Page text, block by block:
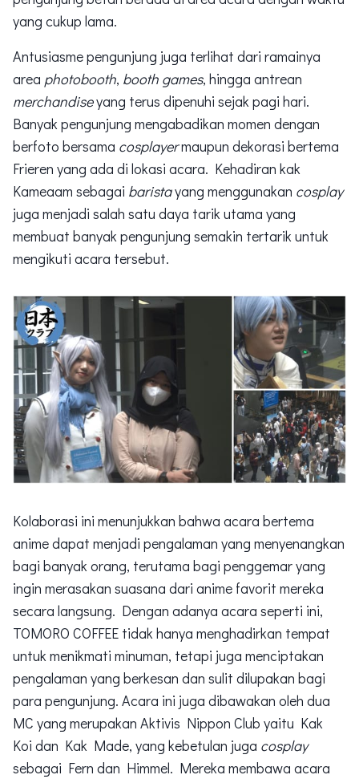
yang cukup lama.
Antusiasme pengunjung juga terlihat dari ramainya
area photobooth, booth games, hingga antrean
merchandiseyang terus dipenuhi sejak pagi hari.
Banyak pengunjung mengabadikan momen dengan
berfoto bersama cosplayermaupun dekorasi bertema
Frieren yang ada di lokasi acara. Kehadiran kak
Kameaam sebagai baristayang menggunakan cosplay
juga menjadi salah satu daya tarik utama yang
membuat banyak pengunjung semakin tertarik untuk
mengikuti acara tersebut.
Kolaborasi ini menunjukkan bahwa acara bertema
anime dapat menjadi pengalaman yang menyenangkan
bagi banyak orang, terutama bagi penggemar yang
ingin merasakan suasana dari anime favorit mereka
secara langsung. Dengan adanya acara seperti ini,
TOMORO COFFEE tidak hanya menghadirkan tempat
untuk menikmati minuman, tetapi juga menciptakan
pengalaman yang berkesan dan sulit dilupakan bagi
para pengunjung. Acara ini juga dibawakan oleh dua
MC yang merupakan Aktivis Nippon Club yaitu Kak
Koi dan Kak Made, yang kebetulan juga cosplay
sebagai Fern dan Himmel. Mereka membawa acara